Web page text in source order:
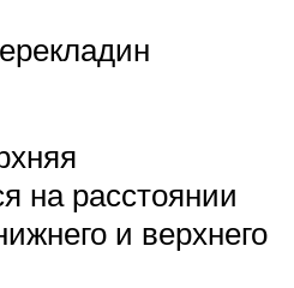
на расстоянии
и верхнего